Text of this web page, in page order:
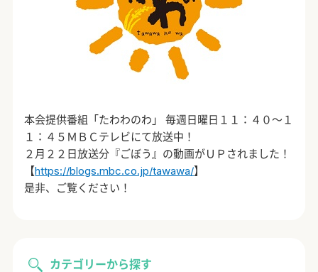
カテゴリーから探す
本会提供番組「たわわのわ」 毎週日曜日１１：４０～１
１：４５ＭＢＣテレビにて放送中！
２月２２日放送分『ごぼう』の動画がＵＰされました！
【https://blogs.mbc.co.jp/tawawa/】
是非、ご覧ください！